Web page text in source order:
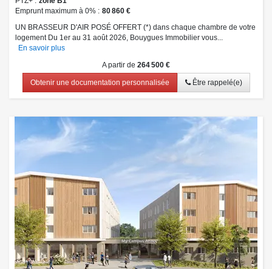
Emprunt maximum à 0%
80 860 €
UN BRASSEUR D'AIR POSÉ OFFERT (*) dans chaque chambre de votre
logement Du 1er au 31 août 2026, Bouygues Immobilier vous...
En savoir plus
A partir de 264 500 €
Obtenir une documentation personnalisée Être rappelé(e)